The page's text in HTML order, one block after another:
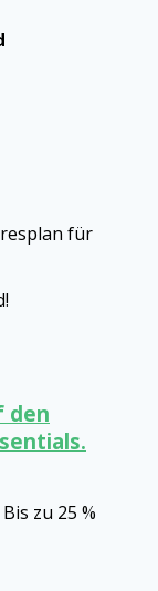
für
den
zu 25 %